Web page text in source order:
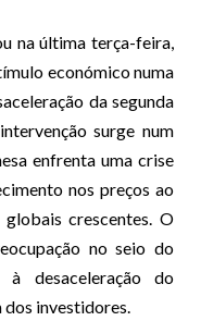
na última terça-feira,
económico numa
da segunda
surge num
enfrenta uma crise
nos preços ao
crescentes. O
no seio do
desaceleração do
dos investidores.